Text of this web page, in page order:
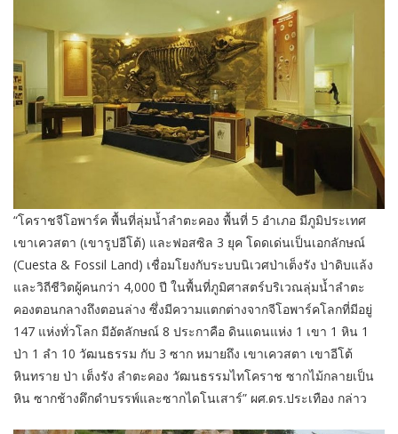
“โคราชจีโอพาร์ค พื้นที่ลุ่มน้ำลำตะคอง พื้นที่ 5 อำเภอ มีภูมิประเทศ
เขาเควสตา (เขารูปอีโต้) และฟอสซิล 3 ยุค โดดเด่นเป็นเอกลักษณ์
(Cuesta & Fossil Land) เชื่อมโยงกับระบบนิเวศป่าเต็งรัง ป่าดิบแล้ง
และวิถีชีวิตผู้คนกว่า 4,000 ปี ในพื้นที่ภูมิศาสตร์บริเวณลุ่มน้ำลำตะ
คองตอนกลางถึงตอนล่าง ซึ่งมีความแตกต่างจากจีโอพาร์คโลกที่มีอยู่
147 แห่งทั่วโลก มีอัตลักษณ์ 8 ประกาคือ ดินแดนแห่ง 1 เขา 1 หิน 1
ป่า 1 ลำ 10 วัฒนธรรม กับ 3 ซาก หมายถึง เขาเควสตา เขาอีโต้
หินทราย ป่า เต็งรัง ลำตะคอง วัฒนธรรมไทโคราช ซากไม้กลายเป็น
หิน ซากช้างดึกดำบรรพ์และซากไดโนเสาร์” ผศ.ดร.ประเทือง กล่าว